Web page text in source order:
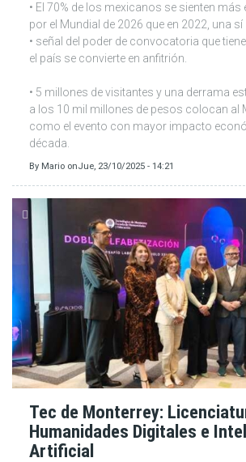
• El 70% de los mexicanos se sienten
por el Mundial de 2026 que en 2022, una sí
• señal del poder de convocatoria que
el país se convierte en anfitrión.
• 5 millones de visitantes y una derrama
a los 10 mil millones de pesos colocan al
como el evento con mayor impacto
década.
By Mario onJue, 23/10/2025 - 14:21
Tec de Monterrey:
Humanidades Digitales e
Artificial